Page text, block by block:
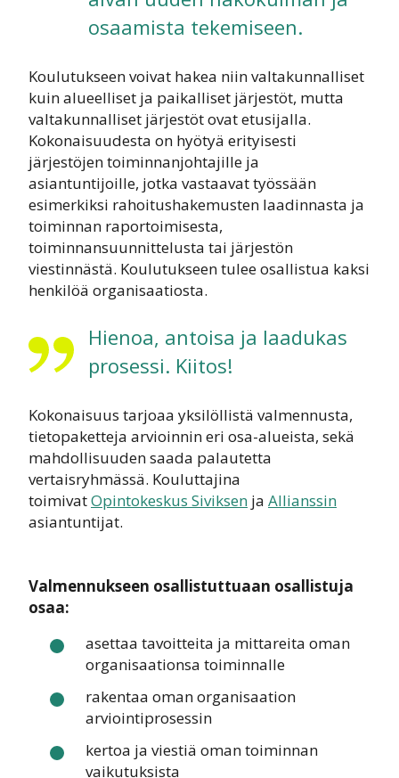
osaamista tekemiseen.
Koulutukseen voivat hakea niin valtakunnalliset
kuin alueelliset ja paikalliset järjestöt, mutta
valtakunnalliset järjestöt ovat etusijalla.
Kokonaisuudesta on hyötyä erityisesti
järjestöjen toiminnanjohtajille ja
asiantuntijoille, jotka vastaavat työssään
esimerkiksi rahoitushakemusten laadinnasta ja
toiminnan raportoimisesta,
toiminnansuunnittelusta tai järjestön
viestinnästä. Koulutukseen tulee osallistua kaksi
henkilöä organisaatiosta.
Hienoa, antoisa ja laadukas
prosessi. Kiitos!
Kokonaisuus tarjoaa yksilöllistä valmennusta,
tietopaketteja arvioinnin eri osa-alueista, sekä
mahdollisuuden saada palautetta
vertaisryhmässä. Kouluttajina
toimivatOpintokeskus Siviksen ja Allianssin
asiantuntijat.
Valmennukseen osallistuttuaan osallistuja
osaa:
asettaa tavoitteita ja mittareita oman
organisaationsa toiminnalle
rakentaa oman organisaation
arviointiprosessin
kertoa ja viestiä oman toiminnan
vaikutuksista